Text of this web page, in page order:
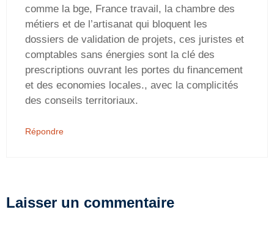
comme la bge, France travail, la chambre des
métiers et de l’artisanat qui bloquent les
dossiers de validation de projets, ces juristes et
comptables sans énergies sont la clé des
prescriptions ouvrant les portes du financement
et des economies locales., avec la complicités
des conseils territoriaux.
Répondre
Laisser un commentaire